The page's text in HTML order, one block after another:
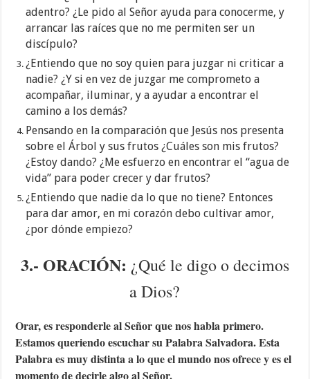
adentro? ¿Le pido al Señor ayuda para conocerme, y
arrancar las raíces que no me permiten ser un
discípulo?
¿Entiendo que no soy quien para juzgar ni criticar a
nadie? ¿Y si en vez de juzgar me comprometo a
acompañar, iluminar, y a ayudar a encontrar el
camino a los demás?
Pensando en la comparación que Jesús nos presenta
sobre el Árbol y sus frutos ¿Cuáles son mis frutos?
¿Estoy dando? ¿Me esfuerzo en encontrar el “agua de
vida” para poder crecer y dar frutos?
¿Entiendo que nadie da lo que no tiene? Entonces
para dar amor, en mi corazón debo cultivar amor,
¿por dónde empiezo?
3.- ORACIÓN: ¿Qué le digo o decimos
a Dios?
Orar, es responderle al Señor que nos habla primero.
Estamos queriendo escuchar su Palabra Salvadora. Esta
Palabra es muy distinta a lo que el mundo nos ofrece y es el
momento de decirle algo al Señor.